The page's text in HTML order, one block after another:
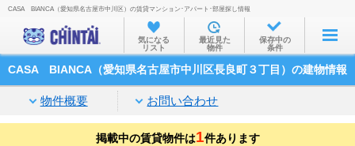
お部屋を探す
沿線・駅から
家賃相場から
通勤通学時間から
CASA BIANCA（愛知県名古屋市中川区）の賃貸マンション･アパート･部屋探し情報
気になる
リスト
最近見た
物件
保存中の
条件
CASA BIANCA（愛知県名古屋市中川区長良町３丁目）の建物情報
物件概要 お問い合わせ
掲載中の賃貸物件は1件あります